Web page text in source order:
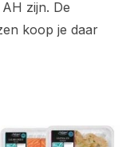
zijn. De
koop je daar